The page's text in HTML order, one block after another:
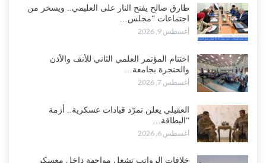
الهجوم السعودي قبل انطلاقه..!
أغسطس 7, 2026
فصائل موالية للإمارات..!
أغسطس 7, 2026
“أبين“| احتجاجًا على تردي الأوضاع المعيشية.. إضراب يشل سوق الرباط
في يافع..!
أغسطس 7, 2026
طارق صالح يفتح النار على العليمي.. ويسخر من
اجتماعات “مجلس…
أغسطس 9, 2026
اختتام المؤتمر العلمي الثاني للأنف والأذن
والحنجرة بجامعة…
أغسطس 7, 2026
العقيلي يعلن تمرّد قيادات عسكرية.. أزمة
“البطاقة…
أغسطس 6, 2026
خلافات الرواتب تشعل مواجهة داخل معسكر